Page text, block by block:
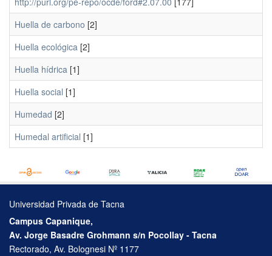
Huella de carbono [2]
Huella ecológica [2]
Huella hídrica [1]
Huella social [1]
Humedad [2]
Humedal artificial [1]
Universidad Privada de Tacna
Campus Capanique,
Av. Jorge Basadre Grohmann s/n Pocollay - Tacna
Rectorado, Av. Bolognesi Nº 1177